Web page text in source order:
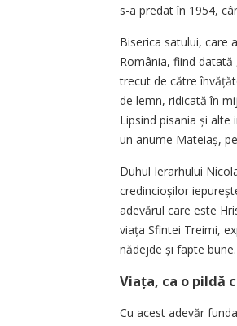
s-a predat în 1954,
Biserica satului, care
România, fiind
trecut de către
de lemn, ridicată în
Lipsind pisania și
un anume Mateiaș,
Duhul Ierarhului
credincioșilor
adevărul care este
viața Sfintei Treimi,
nădejde și fapte bune.
Viața, ca o pildă
Cu acest adevăr